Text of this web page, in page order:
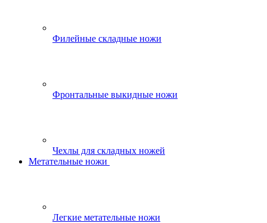
Филейные складные ножи
Фронтальные выкидные ножи
Чехлы для складных ножей
Метательные ножи
Легкие метательные ножи